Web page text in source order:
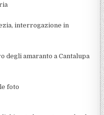
interrogazione in
degli amaranto a Cantalupa
foto